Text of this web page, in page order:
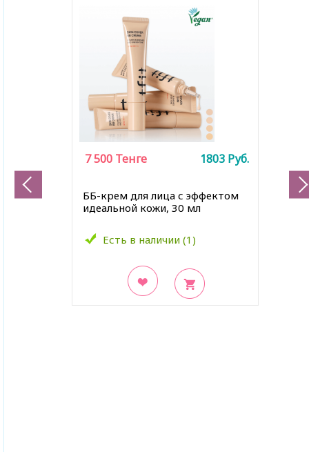
ББ-крем для лица с эффектом
идеальной кожи, 30 мл
Есть в наличии (1)
7 500 Тенге 1803 Руб.